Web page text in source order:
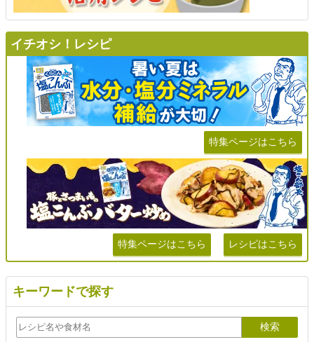
イチオシ！レシピ
特集ページはこちら
特集ページはこちら レシピはこちら
キーワードで探す